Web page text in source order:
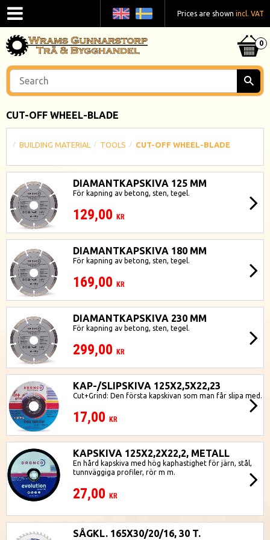
Prices are shown incl. VAT
CUT-OFF WHEEL-BLADE
BUILDING MATERIAL TOOLS CUT-OFF WHEEL-BLADE
DIAMANTKAPSKIVA 125 MM
För kapning av betong, sten, tegel.
129,00 KR
DIAMANTKAPSKIVA 180 MM
För kapning av betong, sten, tegel.
169,00 KR
DIAMANTKAPSKIVA 230 MM
För kapning av betong, sten, tegel.
299,00 KR
KAP-/SLIPSKIVA 125X2,5X22,23
Cut+Grind: Den första kapskivan som man får slipa med.
17,00 KR
KAPSKIVA 125X2,2X22,2, METALL
En hård kapskiva med hög kaphastighet för järn, stål,
tunnväggiga profiler, rör m m.
27,00 KR
SÅGKL. 165X30/20/16, 30 T.